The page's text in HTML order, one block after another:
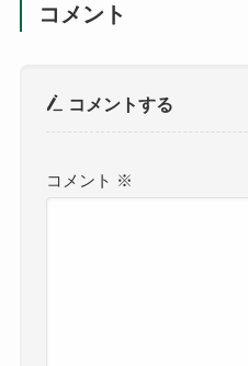
コメント
コメントする
コメント ※